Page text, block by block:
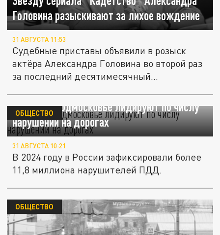
Головина разыскивают за лихое вождение
31 АВГУСТА 11:53
Судебные приставы объявили в розыск
актёра Александра Головина во второй раз
за последний десятимесячный...
Москва и Подмосковье лидируют по числу
нарушений на дорогах
ОБЩЕСТВО
31 АВГУСТА 10:21
В 2024 году в России зафиксировали более
11,8 миллиона нарушителей ПДД.
ОБЩЕСТВО